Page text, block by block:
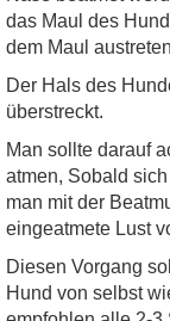
das Maul des
dem Maul
Der Hals des
überstreckt.
Man sollte darauf
atmen, Sobald
man mit der
eingeatmete Lust
Diesen Vorgang
Hund von selbst